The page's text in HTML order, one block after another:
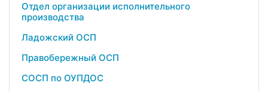
Отдел организации исполнительного
производства
Ладожский ОСП
Правобережный ОСП
СОСП по ОУПДОС